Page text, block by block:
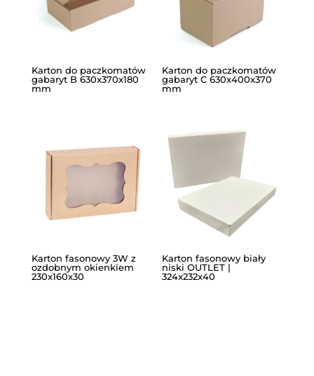
Karton do paczkomatów
gabaryt B 630x370x180
mm
Karton do paczkomatów
gabaryt C 630x400x370
mm
Karton fasonowy 3W z
ozdobnym okienkiem
230x160x30
Karton fasonowy biały
niski OUTLET |
324x232x40